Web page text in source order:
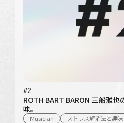
#2
ROTH BART BARON 三船雅
味。
Musician
ストレス解消法と趣味